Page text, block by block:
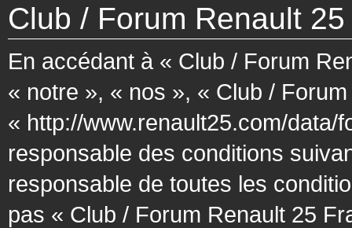
Club / Forum Renault
En accédant à « Club / Forum
« notre », « nos », « Club /
« http://www.renault25.com/data/
responsable des conditions
responsable de toutes les
pas « Club / Forum Renault 25